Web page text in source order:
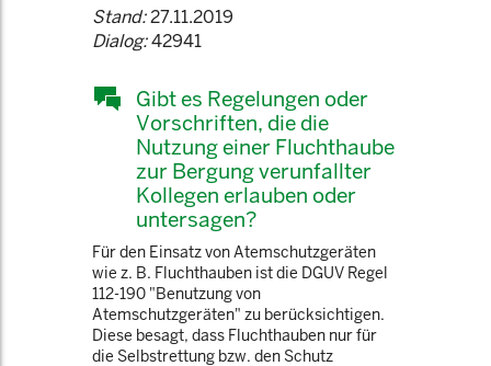
Stand:27.11.2019
Dialog:42941
Gibt es Regelungen oder
Vorschriften, die die
Nutzung einer Fluchthaube
zur Bergung verunfallter
Kollegen erlauben oder
untersagen?
Für den Einsatz von Atemschutzgeräten
wie z. B. Fluchthauben ist die DGUV Regel
112-190 "Benutzung von
Atemschutzgeräten" zu berücksichtigen.
Diese besagt, dass Fluchthauben nur für
die Selbstrettung bzw. den Schutz